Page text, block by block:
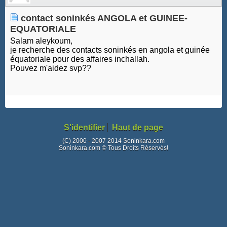
contact soninkés ANGOLA et GUINEE-
EQUATORIALE
Salam aleykoum,
je recherche des contacts soninkés en angola et guinée
équatoriale pour des affaires inchallah.
Pouvez m'aidez svp??
S'identifier Haut de page
(C) 2000 - 2007 2014 Soninkara.com
Soninkara.com © Tous Droits Réservés!